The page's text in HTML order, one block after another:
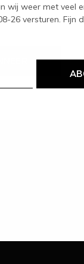
wij weer met veel
26 versturen. Fijn